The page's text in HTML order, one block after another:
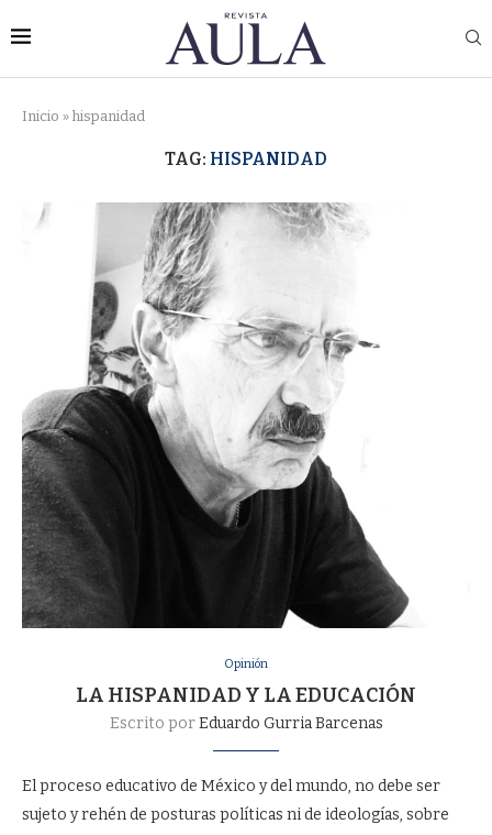
Inicio » hispanidad
TAG: HISPANIDAD
Opinión
LA HISPANIDAD Y LA EDUCACIÓN
Escrito porEduardo Gurria Barcenas
El proceso educativo de México y del mundo, no debe ser
sujeto y rehén de posturas políticas ni de ideologías, sobre